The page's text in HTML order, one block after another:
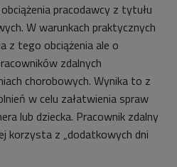
pracodawcy z tytułu
W warunkach praktycznych
z tego obciążenia ale o
zdalnych
chorobowych. Wynika to z
w celu załatwienia spraw
lub dziecka. Pracownik zdalny
korzysta z „dodatkowych dni